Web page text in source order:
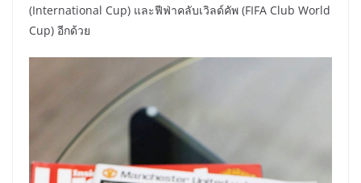
(International Cup) และฟีฟ่าคลับเวิลด์คัพ (FIFA Club World
Cup) อีกด้วย